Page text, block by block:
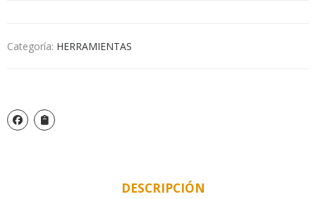
Categoría: HERRAMIENTAS
DESCRIPCIÓN